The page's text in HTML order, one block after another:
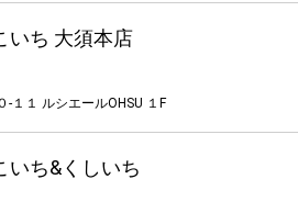
いち 大須本店
１１ ルシエールOHSU １F
いち&くしいち